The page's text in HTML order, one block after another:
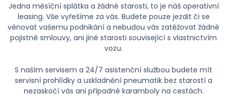
Jedna měsíční splátka a žádné starosti, to je náš operativní
leasing. Vše vyřešíme za vás. Budete pouze jezdit či se
věnovat vašemu podnikání a nebudou vás zatěžovat žádné
pojistné smlouvy, ani jiné starosti související s vlastnictvím
vozu.
S naším servisem a 24/7 asistenční službou budete mít
servisní prohlídky a uskladnění pneumatik bez starostí a
nezaskočí vás ani případné karamboly na cestách.